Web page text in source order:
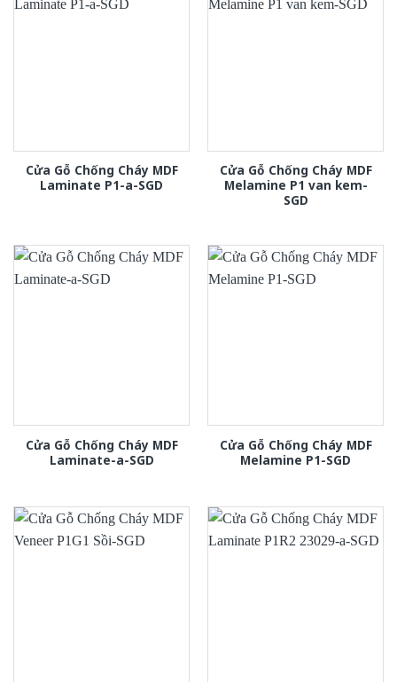
Cửa Gỗ Chống Cháy MDF
Laminate P1-a-SGD
Cửa Gỗ Chống Cháy MDF
Melamine P1 van kem-
SGD
Cửa Gỗ Chống Cháy MDF
Laminate-a-SGD
Cửa Gỗ Chống Cháy MDF
Melamine P1-SGD